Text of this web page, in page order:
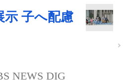
示 子へ配慮
NEWS DIG